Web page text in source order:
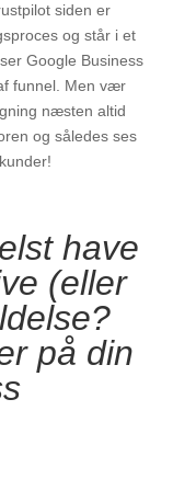
siden er
og står i et
Google Business
funnel. Men vær
næsten altid
og således ses
have
(eller
på din